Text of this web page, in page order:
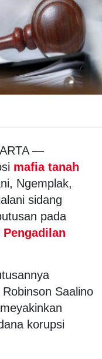
—
mafia tanah
Ngemplak,
sidang
pada
Pengadilan
Saalino
korupsi